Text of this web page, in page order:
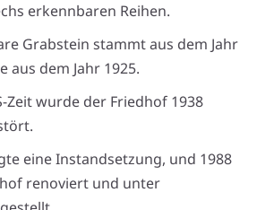
erkennbaren Reihen.
Grabstein stammt aus dem Jahr
aus dem Jahr 1925.
Zeit wurde der Friedhof 1938
eine Instandsetzung, und 1988
renoviert und unter